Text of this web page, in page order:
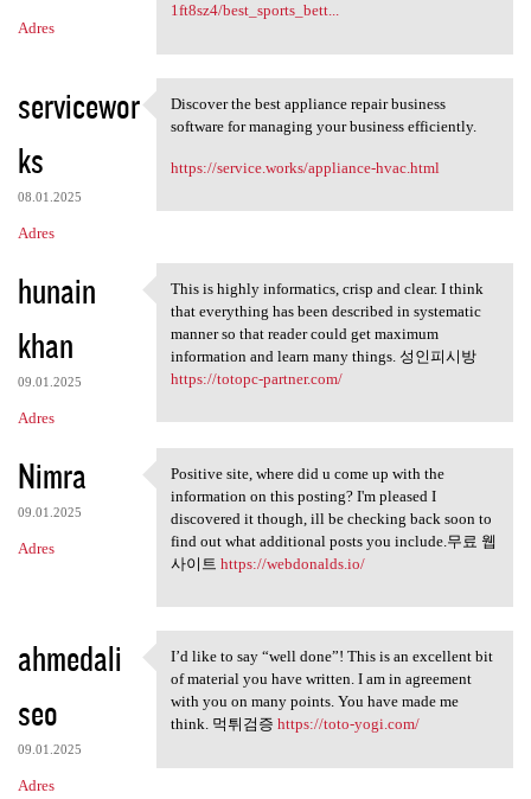
Adres
1ft8sz4/best_sports_bett...
servicewor
ks
08.01.2025
Adres
Discover the best appliance
Discover the best appliance repair business
software for managing your business efficiently.
https://service.works/appliance-hvac.html
hunain
khan
09.01.2025
Adres
This is highly informatics,
This is highly informatics, crisp and clear. I think
that everything has been described in systematic
manner so that reader could get maximum
information and learn many things. 성인피시방
https://totopc-partner.com/
Nimra
09.01.2025
Adres
Positive site, where did u
Positive site, where did u come up with the
information on this posting? I'm pleased I
discovered it though, ill be checking back soon to
find out what additional posts you include.무료 웹
사이트 https://webdonalds.io/
ahmedali
seo
09.01.2025
Adres
I’d like to say “well done”!
I’d like to say “well done”! This is an excellent bit
of material you have written. I am in agreement
with you on many points. You have made me
think. 먹튀검증 https://toto-yogi.com/